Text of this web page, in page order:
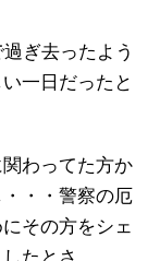
ぎ去ったよう
一日だったと
わってた方か
・・警察の厄
その方をシェ